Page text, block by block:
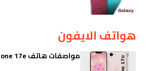
هواتف الايفون
مواصفات هاتف iPhone 17e كاملا